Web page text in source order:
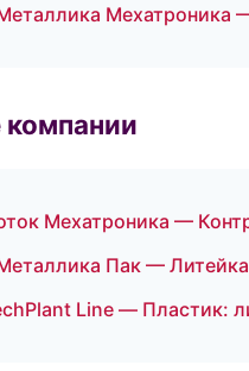
Мехатроника
компании
Мехатроника —
Пак —
Line — Пластик: